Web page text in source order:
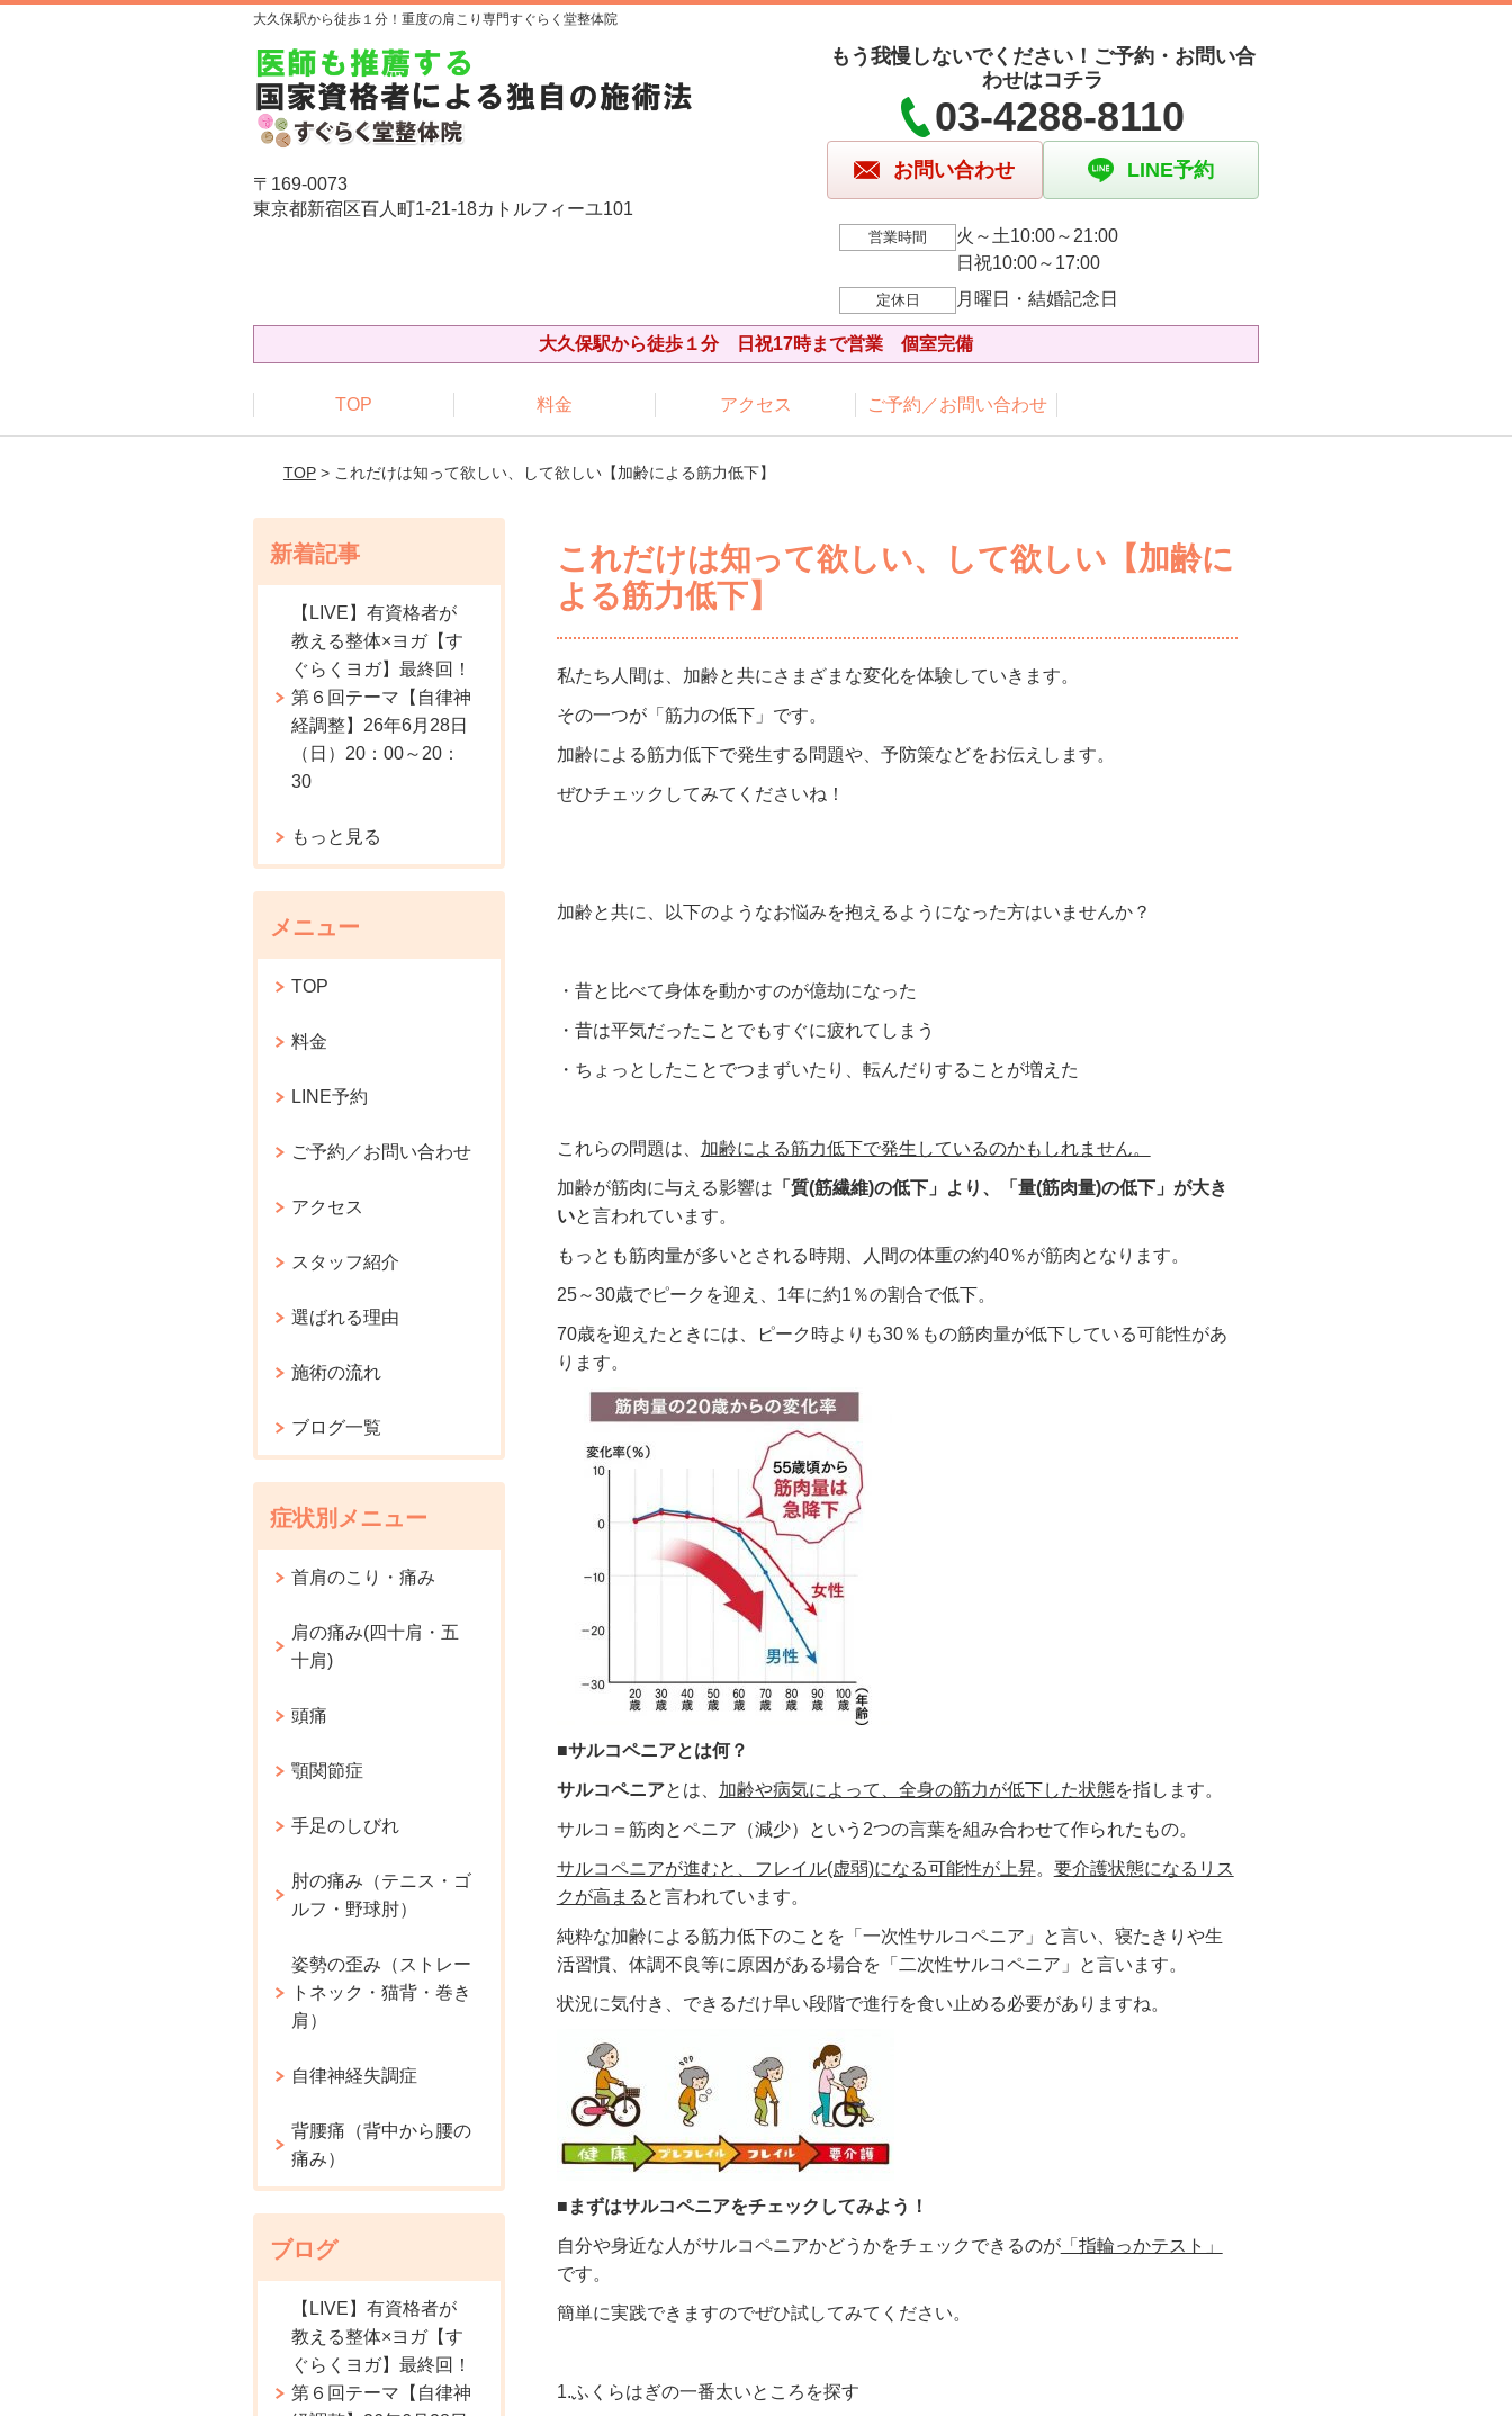
大久保駅から徒歩１分！重度の肩こり専門すぐらく堂整体院
〒169-0073
東京都新宿区百人町1-21-18カトルフィーユ101
もう我慢しないでください！ご予約・お問い合
わせはコチラ
03-4288-8110
お問い合わせ LINE予約
営業時間
火～土10:00～21:00
日祝10:00～17:00
定休日 月曜日・結婚記念日
大久保駅から徒歩１分 日祝17時まで営業 個室完備
TOP 料金 アクセス ご予約／お問い合わせ
TOP> これだけは知って欲しい、して欲しい【加齢による筋力低下】
これだけは知って欲しい、して欲しい【加齢に
よる筋力低下】
私たち人間は、加齢と共にさまざまな変化を体験していきます。
その一つが「筋力の低下」です。
加齢による筋力低下で発生する問題や、予防策などをお伝えします。
ぜひチェックしてみてくださいね！
加齢と共に、以下のようなお悩みを抱えるようになった方はいませんか？
・昔と比べて身体を動かすのが億劫になった
・昔は平気だったことでもすぐに疲れてしまう
・ちょっとしたことでつまずいたり、転んだりすることが増えた
これらの問題は、 加齢による筋力低下で発生しているのかもしれません。
加齢が筋肉に与える影響は 「質(筋繊維)の低下」 より、「量(筋肉量)の低下」 が大き
いと言われています。
もっとも筋肉量が多いとされる時期、人間の体重の約40％が筋肉となります。
25～30歳でピークを迎え、1年に約1％の割合で低下。
70歳を迎えたときには、ピーク時よりも30％もの筋肉量が低下している可能性があ
ります。
■サルコペニアとは何？
サルコペニアとは、 加齢や病気によって、全身の筋力が低下した状態を指します。
サルコ＝筋肉とペニア（減少）という2つの言葉を組み合わせて作られたもの。
サルコペニアが進むと、フレイル(虚弱)になる可能性が上昇。 要介護状態になるリス
クが高まる と言われています。
純粋な加齢による筋力低下のことを「一次性サルコペニア」と言い、寝たきりや生
活習慣、体調不良等に原因がある場合を「二次性サルコペニア」と言います。
状況に気付き、できるだけ早い段階で進行を食い止める必要がありますね。
■まずはサルコペニアをチェックしてみよう！
自分や身近な人がサルコペニアかどうかをチェックできるのが「指輪っかテスト」
です。
簡単に実践できますのでぜひ試してみてください。
1.ふくらはぎの一番太いところを探す
新着記事
【LIVE】有資格者が
教える整体×ヨガ【す
ぐらくヨガ】最終回！
第６回テーマ【自律神
経調整】26年6月28日
（日）20：00～20：
30
もっと見る
メニュー
TOP
料金
LINE予約
ご予約／お問い合わせ
アクセス
スタッフ紹介
選ばれる理由
施術の流れ
ブログ一覧
症状別メニュー
首肩のこり・痛み
肩の痛み(四十肩・五
十肩)
頭痛
顎関節症
手足のしびれ
肘の痛み（テニス・ゴ
ルフ・野球肘）
姿勢の歪み（ストレー
トネック・猫背・巻き
肩）
自律神経失調症
背腰痛（背中から腰の
痛み）
ブログ
【LIVE】有資格者が
教える整体×ヨガ【す
ぐらくヨガ】最終回！
第６回テーマ【自律神